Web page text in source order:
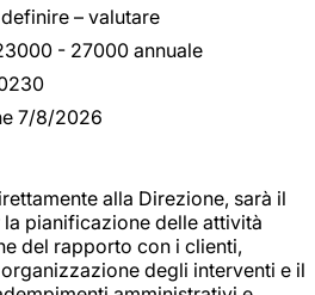
– valutare
- 27000 annuale
7/8/2026
alla Direzione, sarà il
pianificazione delle attività
del rapporto con i clienti,
degli interventi e il